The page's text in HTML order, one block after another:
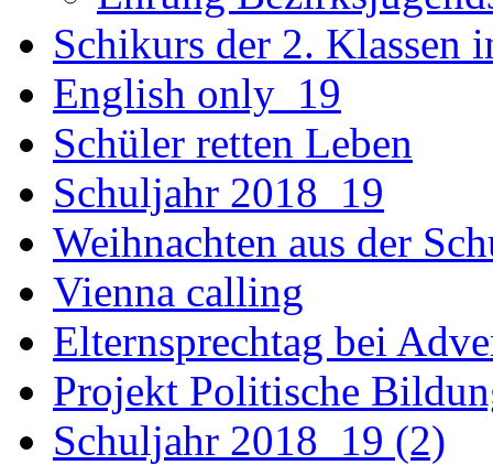
Schikurs der 2. Klassen
English only_19
Schüler retten Leben
Schuljahr 2018_19
Weihnachten aus der
Vienna calling
Elternsprechtag bei
Projekt Politische
Schuljahr 2018_19 (2)